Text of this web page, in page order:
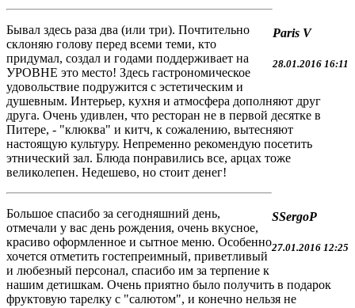
Paris V
28.01.2016 16:11
Бывал здесь раза два (или три). Почтительно
склоняю голову перед всеми теми, кто
придумал, создал и годами поддерживает на
УРОВНЕ это место! Здесь гастрономическое
удовольствие подружится с эстетическим и
душевным. Интерьер, кухня и атмосфера дополняют друг
друга. Очень удивлен, что ресторан не в первой десятке в
Питере, - "клюква" и китч, к сожалению, вытесняют
настоящую культуру. Непременно рекомендую посетить
этнический зал. Блюда понравились все, арцах тоже
великолепен. Недешево, но стоит денег!
SSergoP
27.01.2016 12:25
Большое спасибо за сегодняшний день,
отмечали у вас день рождения, очень вкусное,
красиво оформленное и сытное меню. Особенно
хочется отметить гостепреимный, приветливый
и любезный персонал, спасибо им за терпение к
нашим детишкам. Очень приятно было получить в подарок
фруктовую тарелку с "салютом", и конечно нельзя не